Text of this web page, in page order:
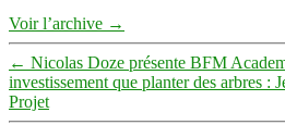
Voir l’archive →
← Nicolas Doze présente BFM
investissement que planter des arbres :
Projet